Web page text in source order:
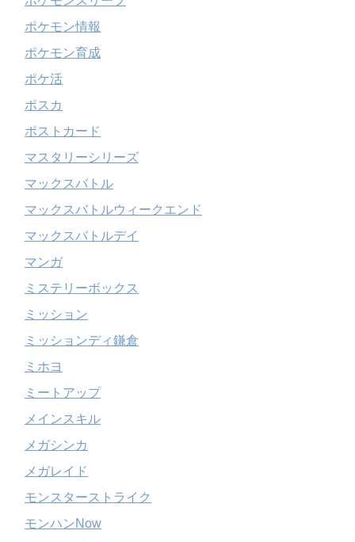
ポケモン情報
ポケモン育成
ポケ活
ポスカ
ポストカード
マスタリーシリーズ
マックスバトル
マックスバトルウィークエンド
マックスバトルデイ
マンガ
ミステリーボックス
ミッション
ミッションディ鎌倉
ミホヨ
ミートアップ
メインスキル
メガシンカ
メガレイド
モンスターストライク
モンハンNow